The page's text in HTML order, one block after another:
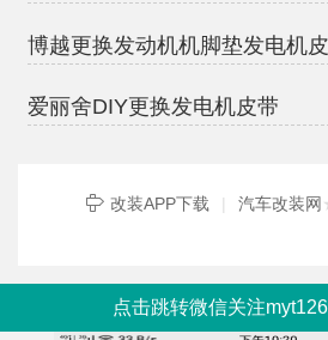
博越更换发动机机脚垫发电机
爱丽舍DIY更换发电机皮带
改装APP下载 | 汽车改装网
点击跳转微信关注